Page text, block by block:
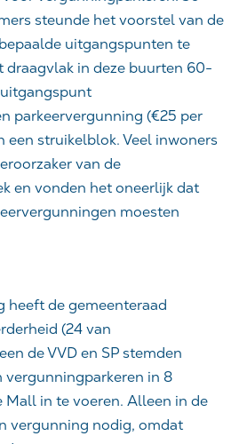
steunde het voorstel van de
uitgangspunten te
draagvlak in deze buurten 60-
uitgangspunt
parkeervergunning (€25 per
een struikelblok. Veel inwoners
van de
en vonden het oneerlijk dat
moesten
heeft de gemeenteraad
(24 van
de VVD en SP stemden
vergunningparkeren in 8
in te voeren. Alleen in de
vergunning nodig, omdat